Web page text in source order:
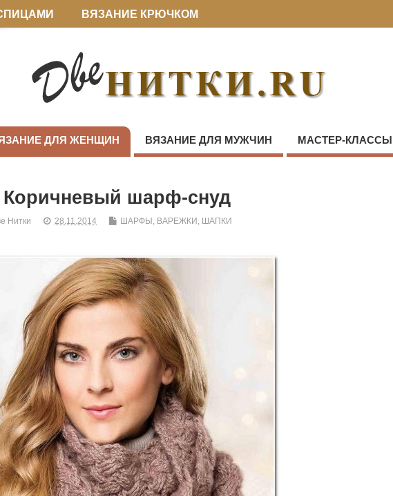
ВЯЗАНИЕ КРЮЧКОМ
ДЛЯ ЖЕНЩИН ВЯЗАНИЕ ДЛЯ МУЖЧИН МАСТЕР-КЛАССЫ
Коричневый шарф-снуд
Нитки 28.11.2014 ШАРФЫ, ВАРЕЖКИ, ШАПКИ